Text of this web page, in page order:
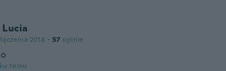
2018 · 57 opinie
temu